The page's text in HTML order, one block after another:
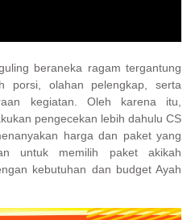
beraneka ragam tergantung
porsi, olahan pelengkap, serta
kegiatan. Oleh karena itu,
pengecekan lebih dahulu CS
harga dan paket yang
untuk memilih paket akikah
kebutuhan dan budget Ayah